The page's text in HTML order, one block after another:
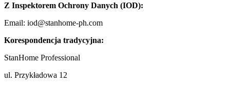
Z Inspektorem Ochrony Danych (IOD):
Email: iod@stanhome-ph.com
Korespondencja tradycyjna:
StanHome Professional
ul. Przykładowa 12